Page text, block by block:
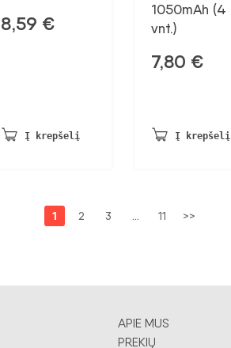
8,59 €
Į krepšelį
1050mAh (4
vnt.)
7,80 €
Į krepšelį
1 2 3 … 11 >>
APIE MUS
PREKIŲ